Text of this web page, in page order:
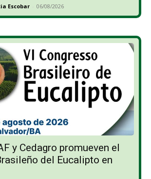
Escobar - 06/08/2026
y Cedagro promueven el
del Eucalipto en